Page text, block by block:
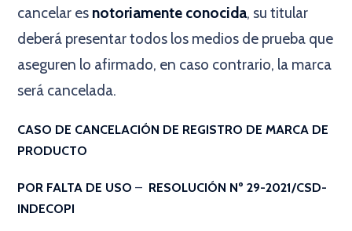
cancelar es notoriamente conocida, su titular
deberá presentar todos los medios de prueba que
aseguren lo afirmado, en caso contrario, la marca
será cancelada.
CASO DE CANCELACIÓN DE REGISTRO DE MARCA DE
PRODUCTO
POR FALTA DE USO – RESOLUCIÓN Nº 29-2021/CSD-
INDECOPI